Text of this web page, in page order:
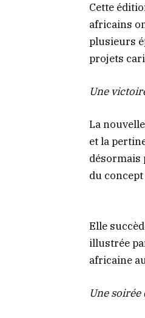
Cette
africains
plusieurs
projets
Une
La
et la
désormais
du
Elle
illustrée
africaine
Une